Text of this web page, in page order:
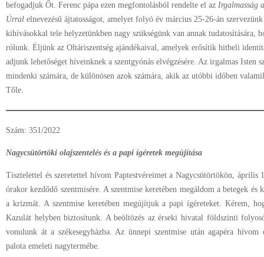
befogadjuk Őt. Ferenc pápa ezen megfontolásból rendelte el az Irgalmasság
Úrral elnevezésű ájtatosságot, amelyet folyó év március 25-26-án
kihívásokkal tele helyzetünkben nagy szükségünk van annak tudatosítására,
rólunk. Éljünk az Oltáriszentség ajándékaival, amelyek erősítik hitbeli
adjunk lehetőséget híveinknek a szentgyónás elvégzésére. Az irgalmas Isten
mindenki számára, de különösen azok számára, akik az utóbbi időben
Tőle.
Szám: 351/2022
Nagycsütörtöki olajszentelés és a papi ígéretek megújítása
Tisztelettel és szeretettel hívom Paptestvéreimet a Nagycsütörtökön, április
órakor kezdődő szentmisére. A szentmise keretében megáldom a betegek és
a krizmát. A szentmise keretében megújítjuk a papi ígéreteket. Kérem,
Kazulát helyben biztosítunk. A beöltözés az érseki hivatal földszinti
vonulunk át a székesegyházba. Az ünnepi szentmise után agapéra hívom
palota emeleti nagytermébe.